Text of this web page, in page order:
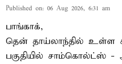
Published on: 06 Aug 2026, 6:31 am
பாங்காக்,
தென் தாய்லாந்தில் உள்ள
பகுதியில் சாம்கொல்ட்ஸ்